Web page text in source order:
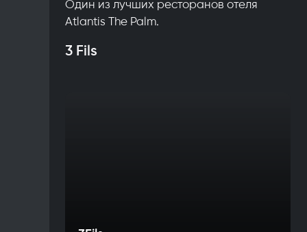
Один из лучших ресторанов отеля
Atlantis The Palm.
3 Fils